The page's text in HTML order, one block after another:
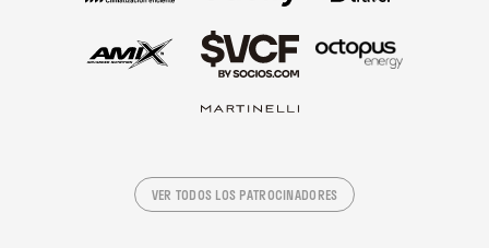
VER TODOS LOS PATROCINADORES